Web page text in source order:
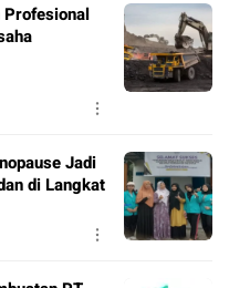
Profesional
Jadi
di Langkat